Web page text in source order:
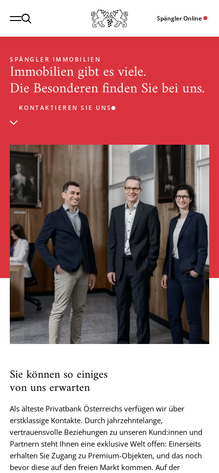
Spängler Online
SPÄNGLER IMMOBILIEN
Immobilien gibt es viele.
Die Besonderen finden Sie bei uns.
KONTAKTIEREN SIE UNS
Sie können so einiges
von uns erwarten
Als älteste Privatbank Österreichs verfügen wir über
erstklassige Kontakte. Durch jahrzehntelange,
vertrauensvolle Beziehungen zu unseren Kund:innen und
Partnern steht Ihnen eine exklusive Welt offen: Einerseits
erhalten Sie Zugang zu Premium-Objekten, und das noch
bevor diese auf den freien Markt kommen. Auf der